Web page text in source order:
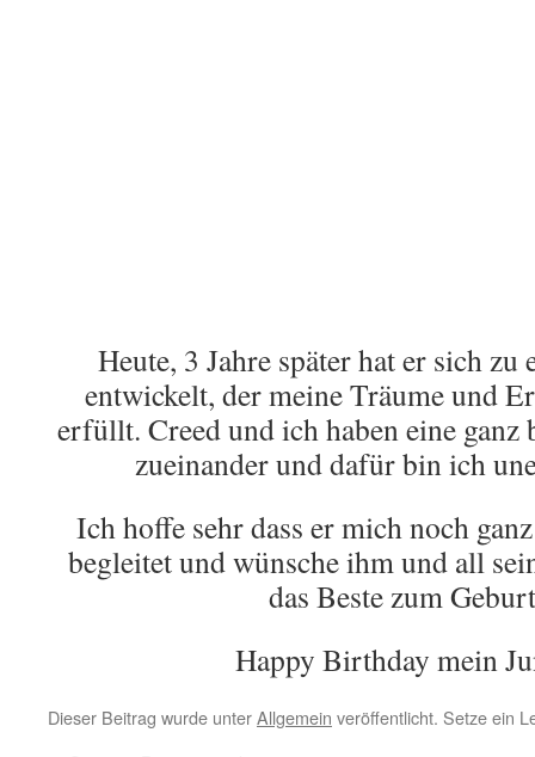
Heute, 3 Jahre später hat er sich
entwickelt, der meine Träume und
erfüllt. Creed und ich haben eine ganz
zueinander und dafür bin ich
Ich hoffe sehr dass er mich noch
begleitet und wünsche ihm und all
das Beste zum
Happy Birthday mein
Dieser Beitrag wurde unterAllgemein veröffentlicht. Setze ein